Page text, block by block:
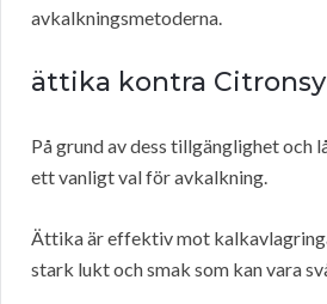
avkalkningsmetoderna.
ättika kontra
På grund av dess tillgänglighet och
ett vanligt val för avkalkning.
Ättika är effektiv mot
stark lukt och smak som kan vara